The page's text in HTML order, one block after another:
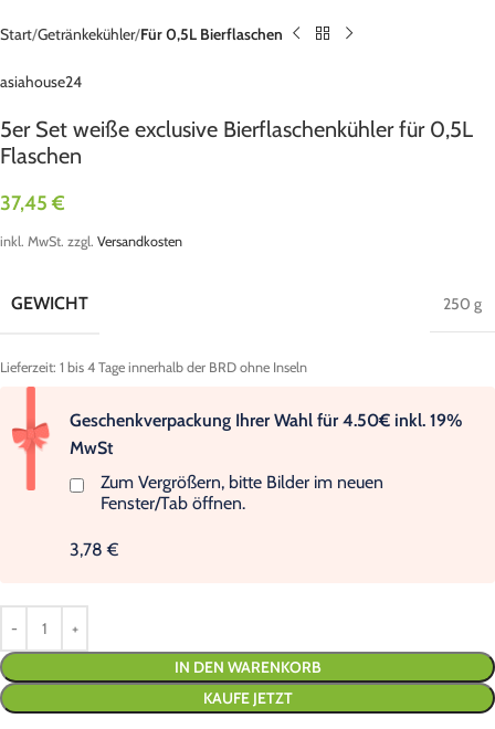
Start Getränkekühler Für 0,5L Bierflaschen
asiahouse24
5er Set weiße exclusive Bierflaschenkühler für 0,5L
Flaschen
37,45€
inkl. MwSt. zzgl. Versandkosten
GEWICHT 250 g
Lieferzeit: 1 bis 4 Tage innerhalb der BRD ohne Inseln
Geschenkverpackung Ihrer Wahl für 4.50€ inkl. 19%
MwSt
Zum Vergrößern, bitte Bilder im neuen
Fenster/Tab öffnen.
3,78 €
IN DEN WARENKORB
KAUFE JETZT